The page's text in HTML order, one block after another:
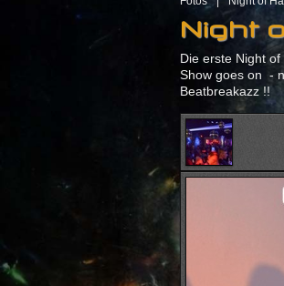
Night
Die erste Night
Show goes on -
Beatbreakazz !!